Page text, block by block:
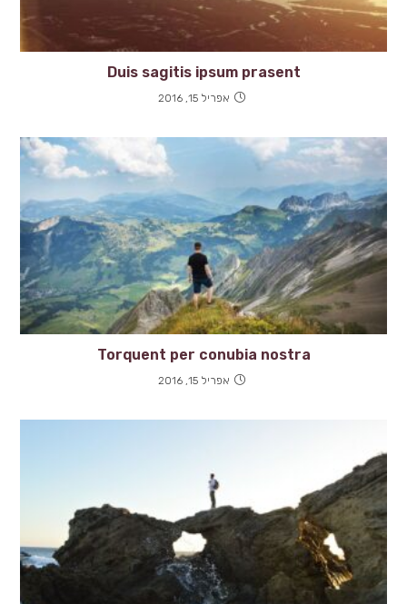
Duis sagitis ipsum prasent
אפריל 15, 2016
Torquent per conubia nostra
אפריל 15, 2016